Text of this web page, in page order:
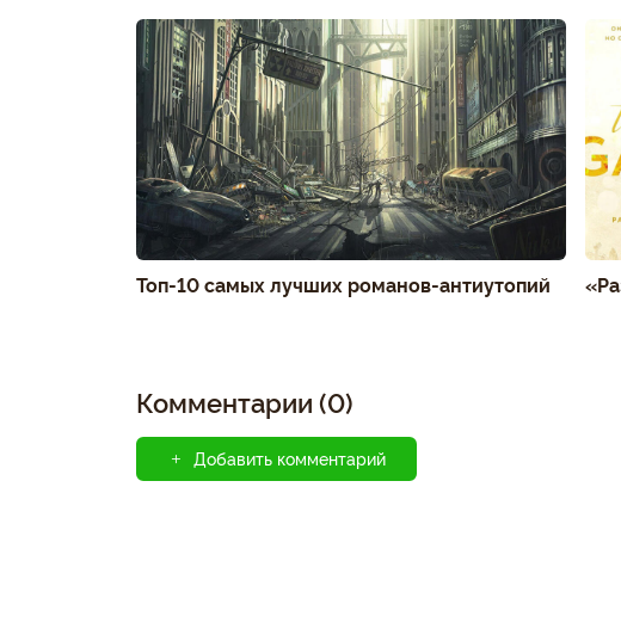
Топ-10 самых лучших романов-антиутопий
Комментарии (0)
Добавить комментарий